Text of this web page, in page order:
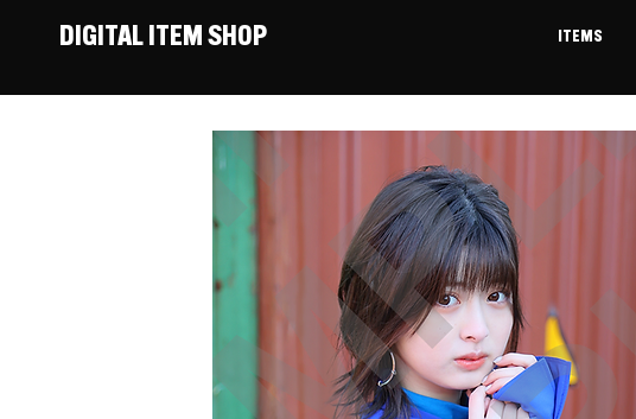
DIGITAL ITEM SHOP ITEMS